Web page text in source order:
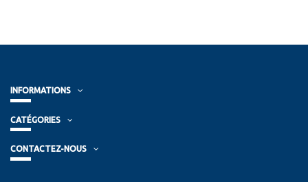
INFORMATIONS
CATÉGORIES
CONTACTEZ-NOUS